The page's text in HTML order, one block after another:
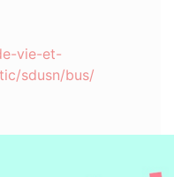
vie-et-
sdusn/bus/